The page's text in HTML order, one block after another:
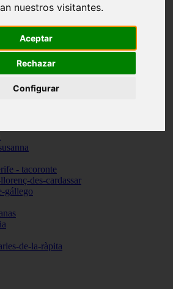
nuestros visitantes.
Aceptar
Rechazar
Configurar
de-iguña
de-lillet
- tacoronte
des-cardassar
gállego
de-la-ràpita